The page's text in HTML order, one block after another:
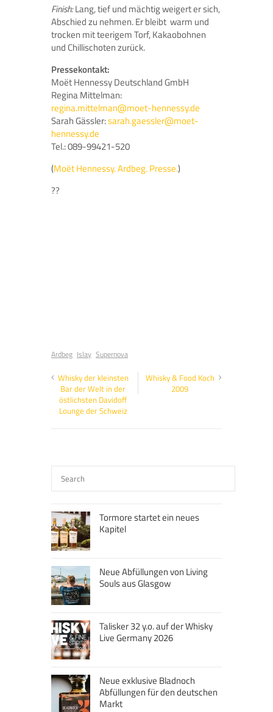
Finish:Lang, tief und mächtig weigert er sich,
Abschied zu nehmen. Er bleibt warm und
trocken mit teerigem Torf, Kakaobohnen
und Chillischoten zurück.
Pressekontakt:
Moët Hennessy Deutschland GmbH
Regina Mittelman:
regina.mittelman@moet-hennessy.de
Sarah Gässler:sarah.gaessler@moet-
hennessy.de
Tel.: 089-99421-520
(Moët Hennessy. Ardbeg. Presse.)
??
Ardbeg Islay Supernova
Whisky der kleinsten
Bar der Welt in der
östlichsten Davidoff
Lounge der Schweiz
Whisky & Food Koch
2009
Tormore startet ein neues
Kapitel
Neue Abfüllungen von Living
Souls aus Glasgow
Talisker 32 y.o. auf der Whisky
Live Germany 2026
Neue exklusive Bladnoch
Abfüllungen für den deutschen
Markt